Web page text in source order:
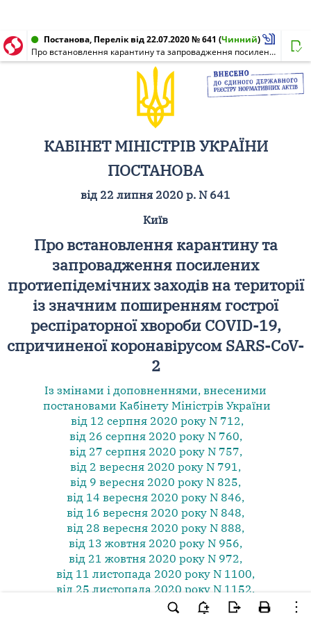
Постанова, Перелік від 22.07.2020 № 641 (Чинний)
Про встановлення карантину та запровадження посилених протиепідемічних заходів на території із значним поширенням гострої респіраторної хвороби COVID-19, спричиненої коронавірусом SARS-CoV-2